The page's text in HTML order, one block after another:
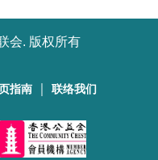
会. 版权所有
指南 联络我们